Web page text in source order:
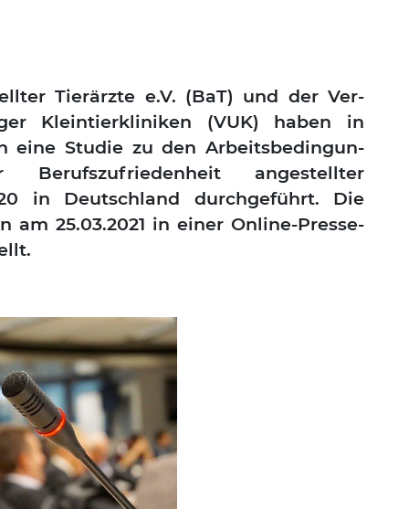
Tier­ärz­te e.V. (BaT) und der Ver­
Klein­tier­kli­ni­ken (VUK) haben in
eine Stu­die zu den Arbeits­be­din­gun­
ange­stell­ter
in Deutsch­land durch­ge­führt. Die
am 25.03.2021 in einer Online-Pres­se­